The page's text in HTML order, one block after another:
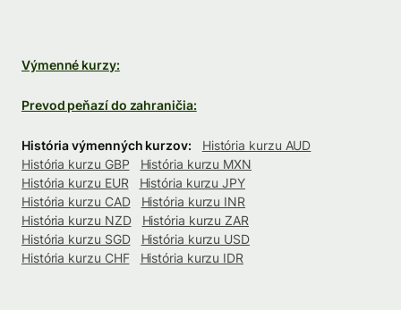
Výmenné kurzy:
Prevod peňazí do zahraničia:
História výmenných kurzov:
História kurzu AUD
História kurzu GBP
História kurzu MXN
História kurzu EUR
História kurzu JPY
História kurzu CAD
História kurzu INR
História kurzu NZD
História kurzu ZAR
História kurzu SGD
História kurzu USD
História kurzu CHF
História kurzu IDR